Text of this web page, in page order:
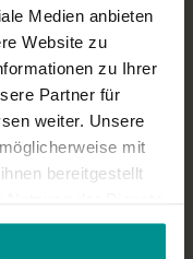
Medien anbieten
Website zu
zu Ihrer
Partner für
weiter. Unsere
mit
bereitgestellt